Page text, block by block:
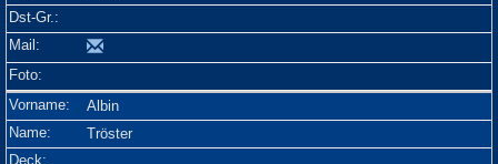
Albin
Tröster